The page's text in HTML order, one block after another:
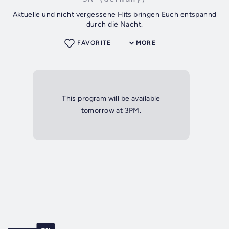
Aktuelle und nicht vergessene Hits bringen Euch entspannd
durch die Nacht.
MORE
FAVORITE
This program will be available
tomorrow at 3PM.